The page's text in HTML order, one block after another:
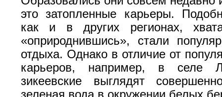
это затопленные карьеры.
как и в других регионах,
«оприроднившись», стали
отдыха. Однако в отличие от
карьеров, например, в селе
зикеевские выглядят